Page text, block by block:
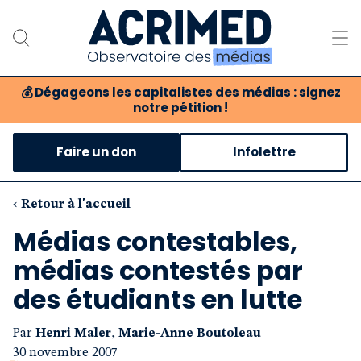
💰 Dégageons les capitalistes des médias : signez
notre pétition !
Notre association
Notre critique des médias
Nos propositions
Notre revue
Boutique
Faire un don Infolettre
‹ Retour à l'accueil
Médias contestables,
médias contestés par
des étudiants en lutte
Par Henri Maler, Marie-Anne Boutoleau
30 novembre 2007